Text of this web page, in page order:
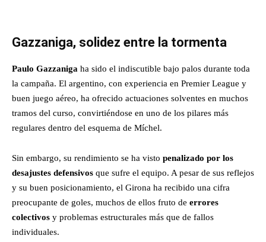
Gazzaniga, solidez entre la tormenta
Paulo Gazzaniga ha sido el indiscutible bajo palos durante toda
la campaña. El argentino, con experiencia en Premier League y
buen juego aéreo, ha ofrecido actuaciones solventes en muchos
tramos del curso, convirtiéndose en uno de los pilares más
regulares dentro del esquema de Míchel.
Sin embargo, su rendimiento se ha visto penalizado por los
desajustes defensivos que sufre el equipo. A pesar de sus reflejos
y su buen posicionamiento, el Girona ha recibido una cifra
preocupante de goles, muchos de ellos fruto de errores
colectivos y problemas estructurales más que de fallos
individuales.